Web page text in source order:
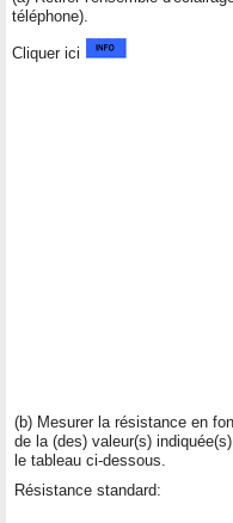
téléphone).
Cliquer ici
(b) Mesurer la résistance en
de la (des) valeur(s)
le tableau ci-dessous.
Résistance standard: